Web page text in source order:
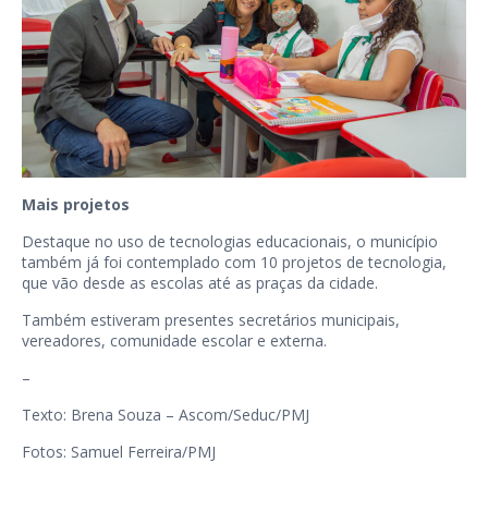
Mais projetos
Destaque no uso de tecnologias educacionais, o município
também já foi contemplado com 10 projetos de tecnologia,
que vão desde as escolas até as praças da cidade.
Também estiveram presentes secretários municipais,
vereadores, comunidade escolar e externa.
–
Texto: Brena Souza – Ascom/Seduc/PMJ
Fotos: Samuel Ferreira/PMJ